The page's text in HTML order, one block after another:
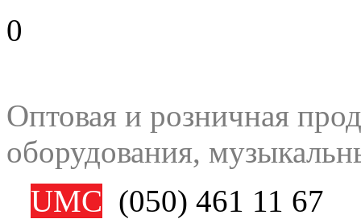
0
Оптовая и розничная
оборудования,
UMC (050) 461 11 67